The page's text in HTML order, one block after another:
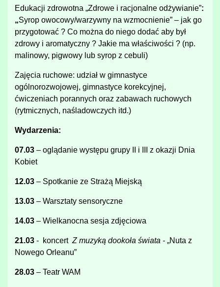
Edukacji zdrowotna „Zdrowe i racjonalne odżywianie”:
„Syrop owocowy/warzywny na wzmocnienie” – jak go
przygotować ? Co można do niego dodać aby był
zdrowy i aromatyczny ? Jakie ma właściwości ? (np.
malinowy, pigwowy lub syrop z cebuli)
Zajęcia ruchowe: udział w gimnastyce
ogólnorozwojowej, gimnastyce korekcyjnej,
ćwiczeniach porannych oraz zabawach ruchowych
(rytmicznych, naśladowczych itd.)
Wydarzenia:
07.03 – oglądanie występu grupy II i III z okazji Dnia
Kobiet
12.03 – Spotkanie ze Strażą Miejską
13.03 – Warsztaty sensoryczne
14.03 – Wielkanocna sesja zdjęciowa
21.03 - koncert Z muzyką dookoła świata - „Nuta z
Nowego Orleanu”
28.03 – Teatr WAM